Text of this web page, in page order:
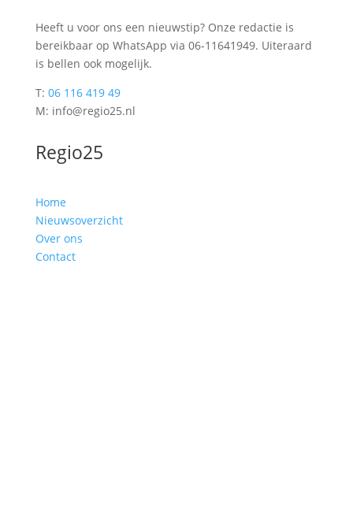
Heeft u voor ons een nieuwstip? Onze redactie is
bereikbaar op WhatsApp via 06-11641949. Uiteraard
is bellen ook mogelijk.
T: 06 116 419 49
M: info@regio25.nl
Regio25
Home
Nieuwsoverzicht
Over ons
Contact